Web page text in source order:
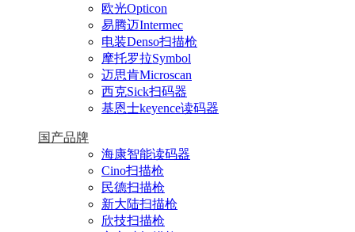
欧光Opticon
易腾迈Intermec
电装Denso扫描枪
摩托罗拉Symbol
迈思肯Microscan
西克Sick扫码器
基恩士keyence读码器
国产品牌
海康智能读码器
Cino扫描枪
民德扫描枪
新大陆扫描枪
欣技扫描枪